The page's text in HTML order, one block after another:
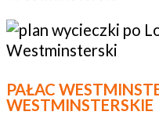
PAŁAC
WESTMINSTERSKIE